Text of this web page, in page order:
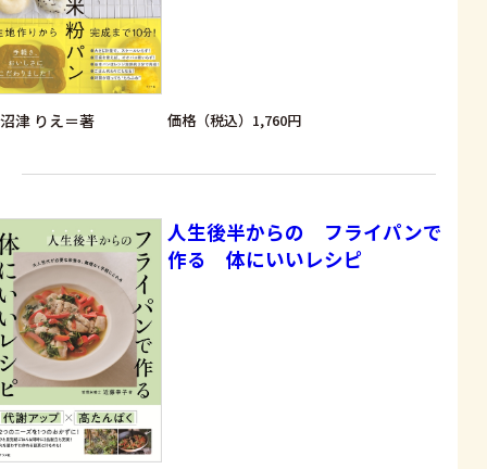
沼津 りえ＝著 価格（税込）1,760円
人生後半からの フライパンで
作る 体にいいレシピ